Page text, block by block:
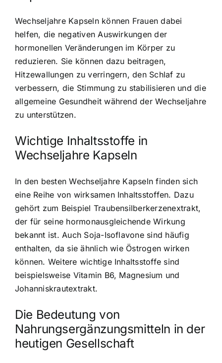
Wechseljahre Kapseln können Frauen dabei
helfen, die negativen Auswirkungen der
hormonellen Veränderungen im Körper zu
reduzieren. Sie können dazu beitragen,
Hitzewallungen zu verringern, den Schlaf zu
verbessern, die Stimmung zu stabilisieren und die
allgemeine Gesundheit während der Wechseljahre
zu unterstützen.
Wichtige Inhaltsstoffe in
Wechseljahre Kapseln
In den besten Wechseljahre Kapseln finden sich
eine Reihe von wirksamen Inhaltsstoffen. Dazu
gehört zum Beispiel Traubensilberkerzenextrakt,
der für seine hormonausgleichende Wirkung
bekannt ist. Auch Soja-Isoflavone sind häufig
enthalten, da sie ähnlich wie Östrogen wirken
können. Weitere wichtige Inhaltsstoffe sind
beispielsweise Vitamin B6, Magnesium und
Johanniskrautextrakt.
Die Bedeutung von
Nahrungsergänzungsmitteln in der
heutigen Gesellschaft